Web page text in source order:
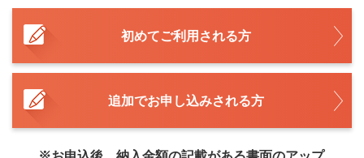
初めてご利用される方
追加でお申し込みされる方